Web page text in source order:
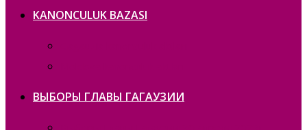
KANONCULUK BAZASI
ВЫБОРЫ ГЛАВЫ ГАГАУЗИИ